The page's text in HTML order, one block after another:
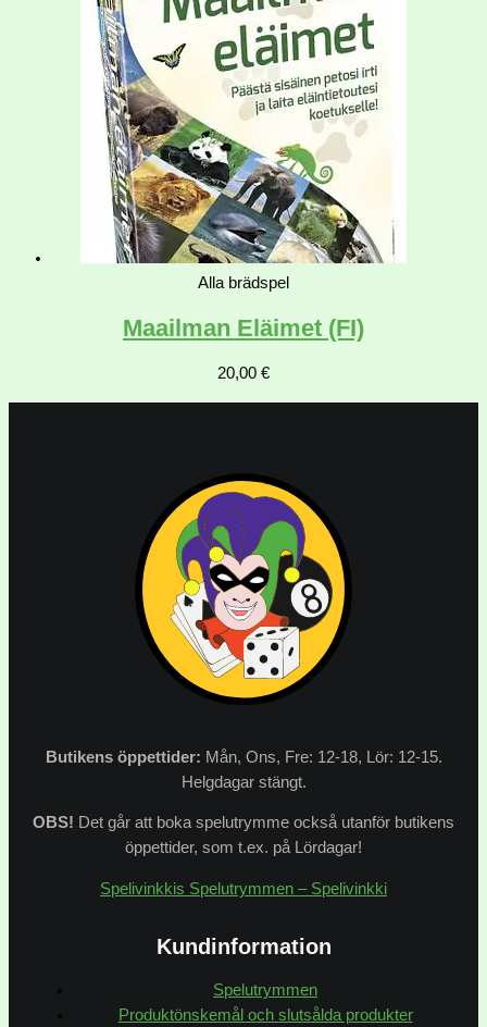
Alla brädspel
Maailman Eläimet (FI)
20,00 €
Butikens öppettider: Mån, Ons, Fre: 12-18, Lör: 12-15.
Helgdagar stängt.
OBS! Det går att boka spelutrymme också utanför butikens
öppettider, som t.ex. på Lördagar!
Spelivinkkis Spelutrymmen – Spelivinkki
Kundinformation
Spelutrymmen
Produktönskemål och slutsålda produkter